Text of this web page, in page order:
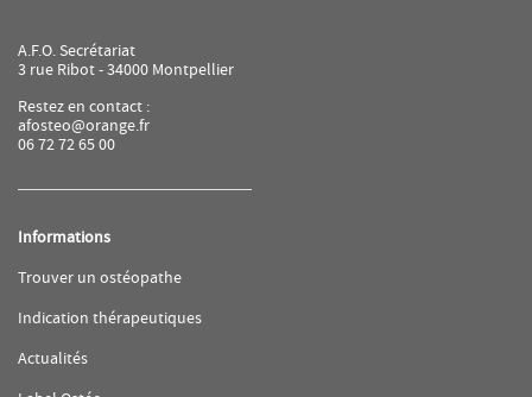
A.F.O. Secrétariat
3 rue Ribot - 34000 Montpellier
Restez en contact :
afosteo@orange.fr
06 72 72 65 00
Informations
Trouver un ostéopathe(ouvre
une
Indication thérapeutiques(ouvre
Actualités(ouvre